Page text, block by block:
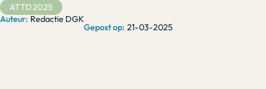
Redactie DGK
21-03-2025
ATTD2025